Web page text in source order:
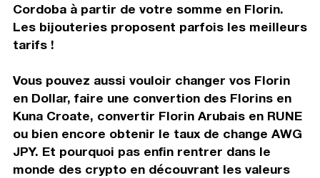
Cordoba à partir de votre somme en Florin.
Les bijouteries proposent parfois les meilleurs
tarifs !
Vous pouvez aussi vouloir changer vos Florin
en Dollar, faire une convertion des Florins en
Kuna Croate, convertir Florin Arubais en RUNE
ou bien encore obtenir le taux de change AWG
JPY. Et pourquoi pas enfin rentrer dans le
monde des crypto en découvrant les valeurs